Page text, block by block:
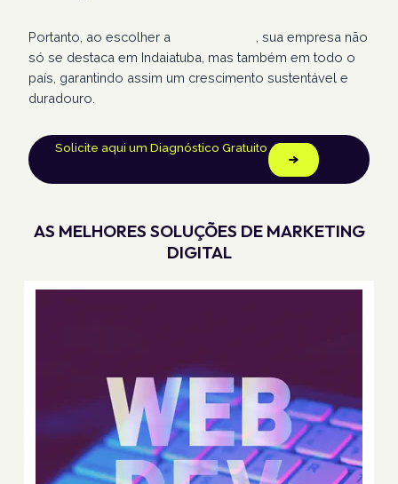
Portanto, ao escolher a
, sua empresa não
só se destaca em Indaiatuba, mas também em todo o
país, garantindo assim um crescimento sustentável e
duradouro.
Solicite aqui um Diagnóstico Gratuito
AS MELHORES SOLUÇÕES DE MARKETING
DIGITAL